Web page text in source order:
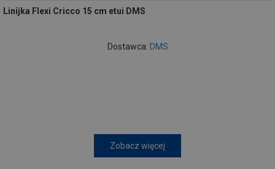
Linijka Flexi Cricco 15 cm etui DMS
Dostawca: DMS
Zobacz więcej